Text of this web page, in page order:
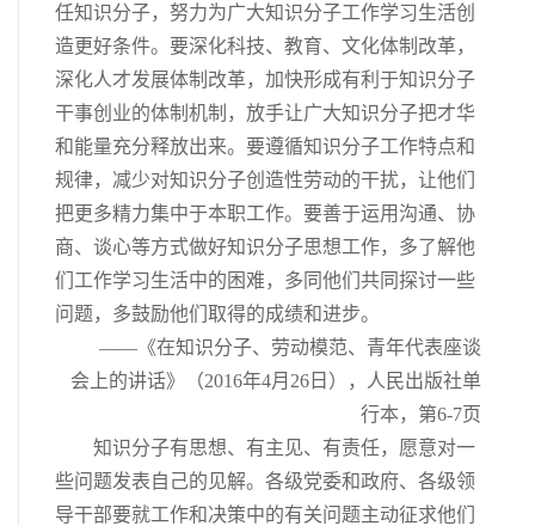
任知识分子，努力为广大知识分子工作学习生活创
造更好条件。要深化科技、教育、文化体制改革，
深化人才发展体制改革，加快形成有利于知识分子
干事创业的体制机制，放手让广大知识分子把才华
和能量充分释放出来。要遵循知识分子工作特点和
规律，减少对知识分子创造性劳动的干扰，让他们
把更多精力集中于本职工作。要善于运用沟通、协
商、谈心等方式做好知识分子思想工作，多了解他
们工作学习生活中的困难，多同他们共同探讨一些
问题，多鼓励他们取得的成绩和进步。
——《在知识分子、劳动模范、青年代表座谈
会上的讲话》（2016年4月26日），人民出版社单
行本，第6-7页
知识分子有思想、有主见、有责任，愿意对一
些问题发表自己的见解。各级党委和政府、各级领
导干部要就工作和决策中的有关问题主动征求他们